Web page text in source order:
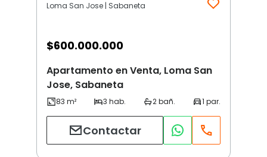
Loma San Jose | Sabaneta
$600.000.000
Apartamento en Venta, Loma San
Jose, Sabaneta
Contactar